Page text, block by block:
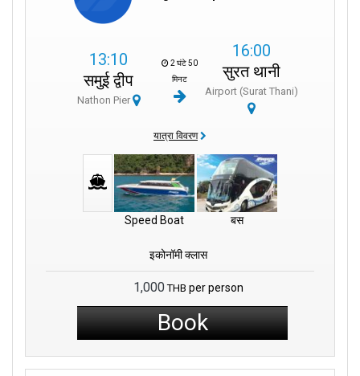
13:10
समुई द्वीप
Nathon Pier
2 घंटे 50
मिनट
16:00
सुरत थानी
Airport (Surat Thani)
यात्रा विवरण
Speed Boat बस
इकोनॉमी क्लास
1,000 THB per person
Book